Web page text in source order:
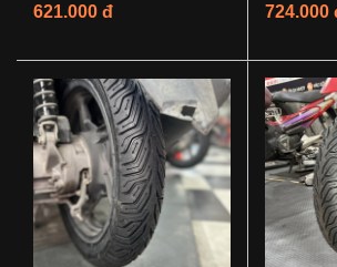
621.000 đ 724.000